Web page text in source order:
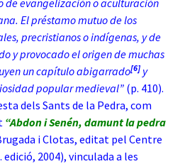
de evangelización o aculturación
El préstamo mutuo de los
precristianos o indígenas, y de
y provocado el origen de muchas
un capítulo abigarrado[6] y
popular medieval” (p. 410).
dels Sants de la Pedra, com
“Abdon i Senén, damunt la pedra
i Clotas, editat pel Centre
2004), vinculada a les